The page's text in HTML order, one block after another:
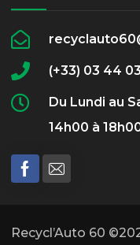
(+33) 03 44
Du Lundi au
14h00 à
Recycl’Auto 60